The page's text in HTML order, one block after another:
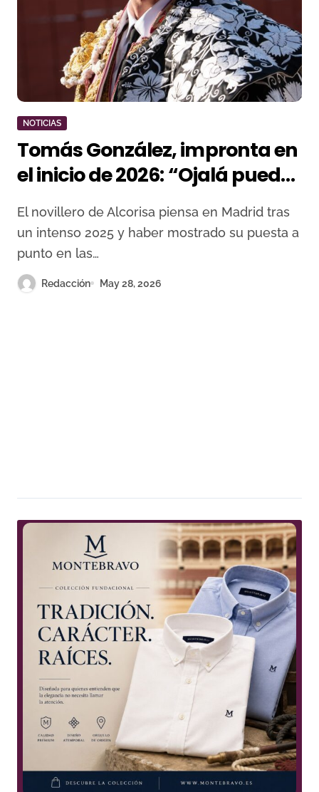
NOTICIAS
Tomás González, impronta en
el inicio de 2026: “Ojalá pueda
hacer el paseíllo pronto en
Madrid”
El novillero de Alcorisa piensa en Madrid tras
un intenso 2025 y haber mostrado su puesta a
punto en las…
Redacción May 28, 2026